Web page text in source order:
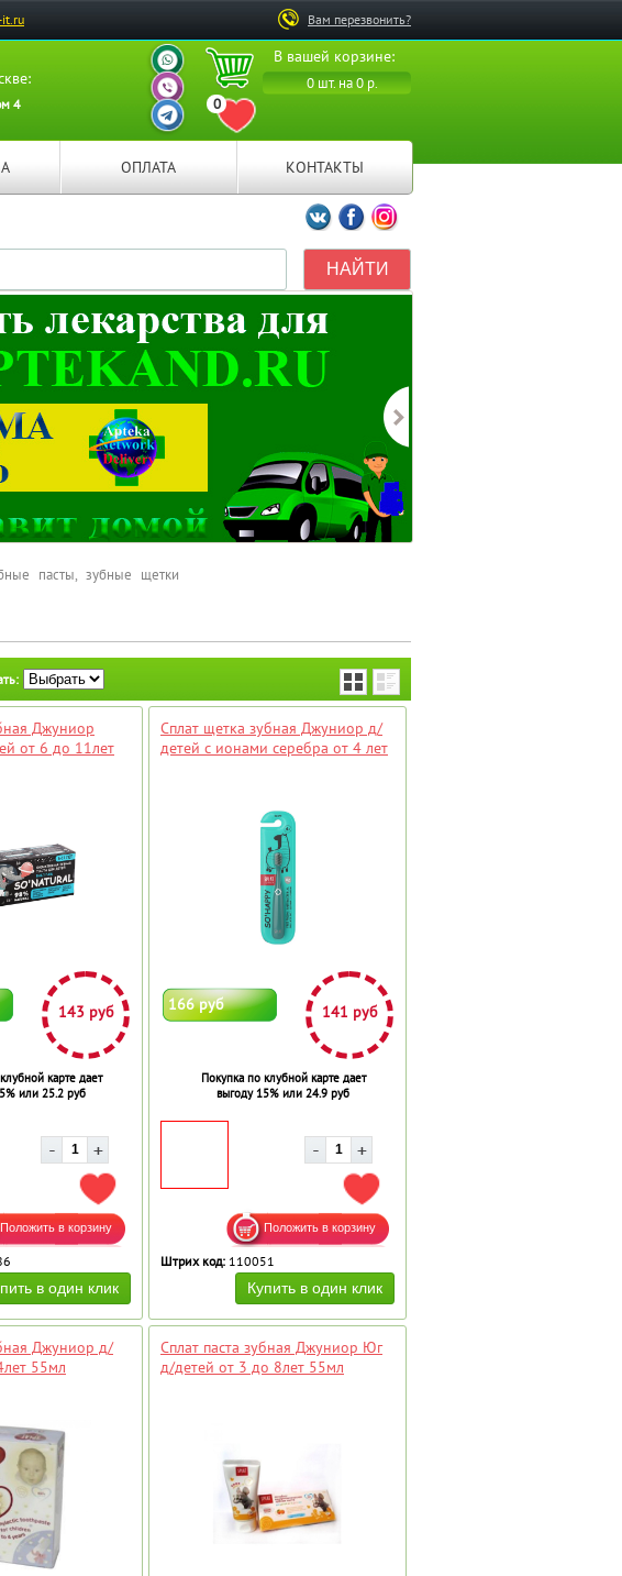
Вам перезвонить?
В вашей корзине:
0 шт. на 0 р.
0
ПЕРЕЙТИ В ИЗБРАННОЕ
ВАШ ПЕРСОНАЛЬНЫЙ
МЕНЕДЖЕР
ВАШ ПЕРСОНАЛЬНЫЙ
МЕНЕДЖЕР
ВАШ ПЕРСОНАЛЬНЫЙ
МЕНЕДЖЕР
4
ОПЛАТА КОНТАКТЫ
Мы ВКонтакте
Мы на Facebook
Мы в Instagramm
пасты, зубные щетки
Джуниор
от 6 до 11лет
143 руб
карте дает
или 25.2 руб
ДОБАВИТЬ В ИЗБРАННОЕ
Сплат щетка зубная Джуниор д/
детей с ионами серебра от 4 лет
166 руб 141 руб
Покупка по клубной карте дает
выгоду 15% или 24.9 руб
ДОБАВИТЬ В ИЗБРАННОЕ
Штрих код: 110051
Джуниор д/
55мл
Сплат паста зубная Джуниор Юг
д/детей от 3 до 8лет 55мл